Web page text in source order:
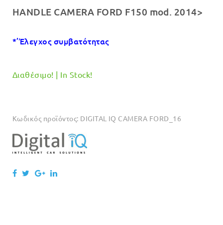
was:
τιμή
€129.00.
HANDLE CAMERA FORD F150 mod. 2014>
*’Έλεγχος συμβατότητας
Διαθέσιμο! | In Stock!
Κωδικός προϊόντος: DIGITAL IQ CAMERA FORD_16